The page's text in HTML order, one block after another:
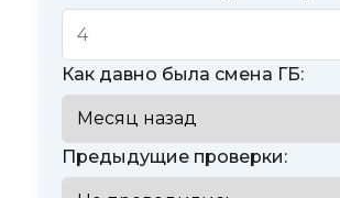
Как давно была смена ГБ:
Предыдущие проверки: